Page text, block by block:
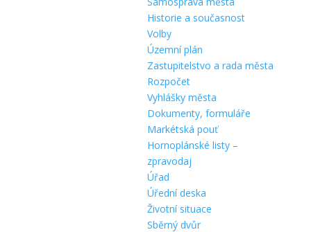
Historie a současnost
Volby
Územní plán
Zastupitelstvo a rada města
Rozpočet
Vyhlášky města
Dokumenty, formuláře
Markétská pouť
Hornoplánské listy –
zpravodaj
Úřad
Úřední deska
Životní situace
Sběrný dvůr